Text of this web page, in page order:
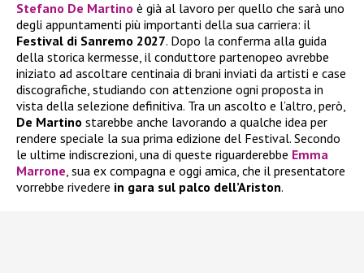
Stefano De Martino è già al lavoro per quello che sarà uno
degli appuntamenti più importanti della sua carriera: il
Festival di Sanremo 2027. Dopo la conferma alla guida
della storica kermesse, il conduttore partenopeo avrebbe
iniziato ad ascoltare centinaia di brani inviati da artisti e case
discografiche, studiando con attenzione ogni proposta in
vista della selezione definitiva. Tra un ascolto e l’altro, però,
De Martino starebbe anche lavorando a qualche idea per
rendere speciale la sua prima edizione del Festival. Secondo
le ultime indiscrezioni, una di queste riguarderebbe Emma
Marrone , sua ex compagna e oggi amica, che il presentatore
vorrebbe rivedere in gara sul palco dell’Ariston.